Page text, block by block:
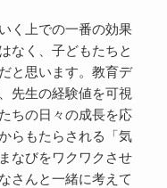
く上での一番の効果
なく、子どもたちと
と思います。教育デ
先生の経験値を可視
ちの日々の成長を応
らもたらされる「気
なびをワクワクさせ
さんと一緒に考えて